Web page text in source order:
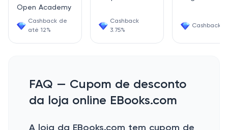
Open Academy
Cashback de
até 12%
Cashback
3.75%
Cashback
FAQ — Cupom de desconto
da loja online EBooks.com
A loja da EBooks.com tem cupom de